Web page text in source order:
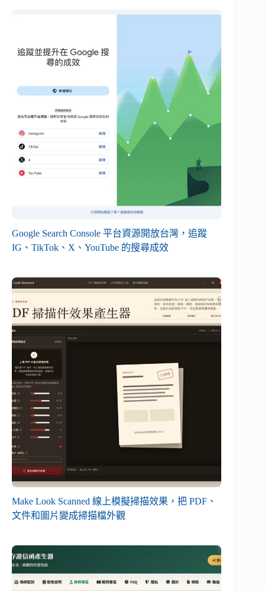
Google Search Console 平台資源開放台灣，追蹤
IG、TikTok、X、YouTube 的搜尋成效
Make Look Scanned 線上模擬掃描效果，把 PDF、
文件和圖片變成掃描檔外觀